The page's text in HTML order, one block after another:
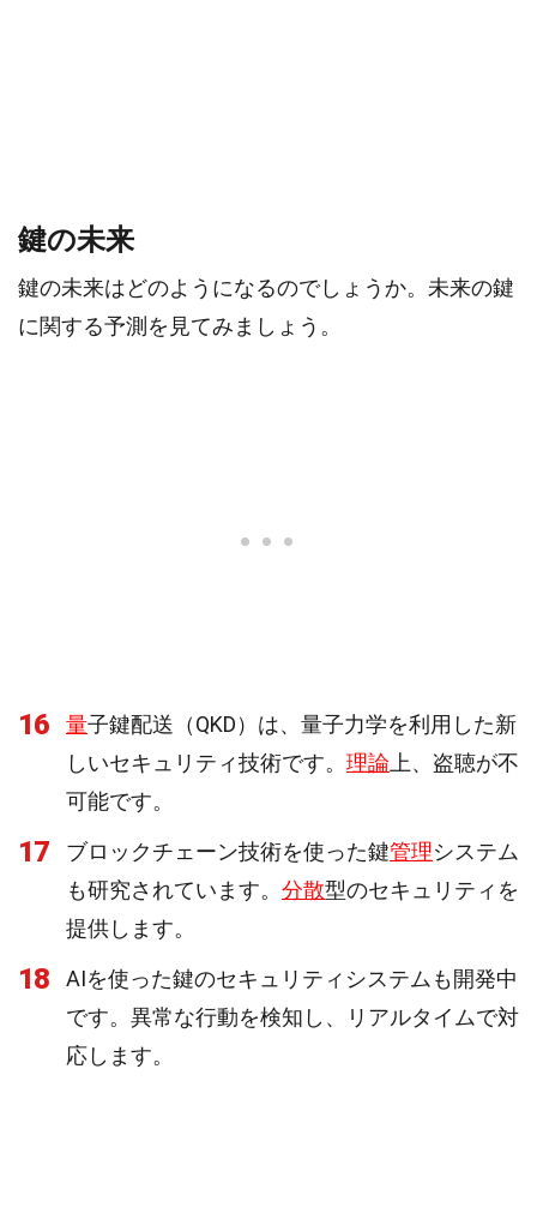
鍵の未来
鍵の未来はどのようになるのでしょうか。未来の鍵
に関する予測を見てみましょう。
16 量子鍵配送（QKD）は、量子力学を利用した新
しいセキュリティ技術です。 理論 上、盗聴が不
可能です。
17 ブロックチェーン技術を使った鍵管理システム
も研究されています。 分散型のセキュリティを
提供します。
18
AIを使った鍵のセキュリティシステムも開発中
です。異常な行動を検知し、リアルタイムで対
応します。